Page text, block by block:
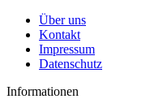
Über uns
Kontakt
Impressum
Datenschutz
Informationen